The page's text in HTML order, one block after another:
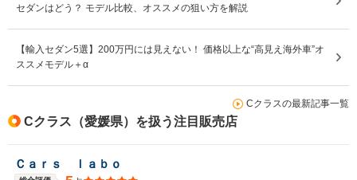
セダンはどう？ モデル比較、オススメの狙い方を解説
【輸入セダン5選】200万円には見えない！ 価格以上な“高見え海外車”オ
ススメモデル＋α
Cクラスの最新記事一覧
Cクラス（愛媛県）を扱う注目販売店
Ｃａｒｓ ｌａｂｏ